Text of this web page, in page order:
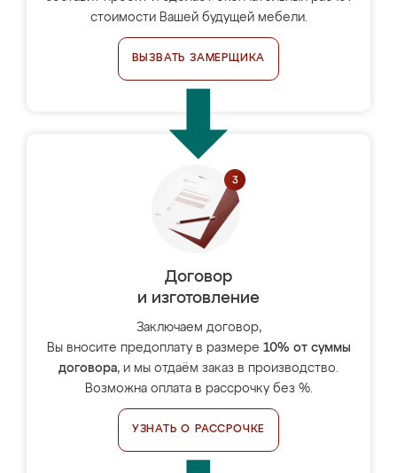
стоимости Вашей будущей мебели.
ВЫЗВАТЬ ЗАМЕРЩИКА
Договор
и изготовление
Заключаем договор,
Вы вносите предоплату в размере 10% от суммы
договора, и мы отдаём заказ в производство.
Возможна оплата в рассрочку без %.
УЗНАТЬ О РАССРОЧКЕ